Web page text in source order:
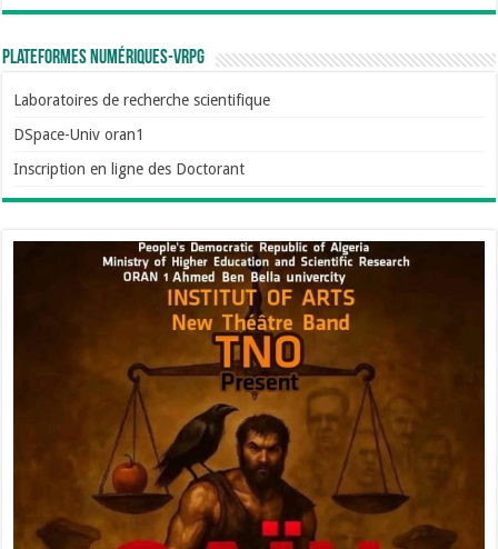
Plateformes numériques-VRPG
Laboratoires de recherche scientifique
DSpace-Univ oran1
Inscription en ligne des Doctorant